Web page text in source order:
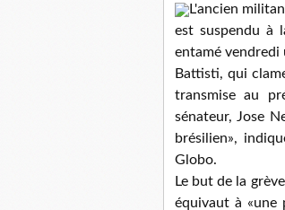
L'ancien
est suspendu à
entamé vendredi
Battisti, qui
transmise au
sénateur, Jose
brésilien»,
Globo.
Le but de la
équivaut à «une